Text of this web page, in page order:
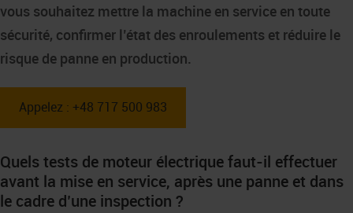
vous souhaitez mettre la machine en service en toute
sécurité, confirmer l’état des enroulements et réduire le
risque de panne en production.
Appelez : +48 717 500 983
Quels tests de moteur électrique faut-il effectuer
avant la mise en service, après une panne et dans
le cadre d’une inspection ?